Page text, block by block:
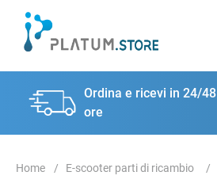
Ordina e ricevi in 24/48
ore
E-scooter parti di ricambio